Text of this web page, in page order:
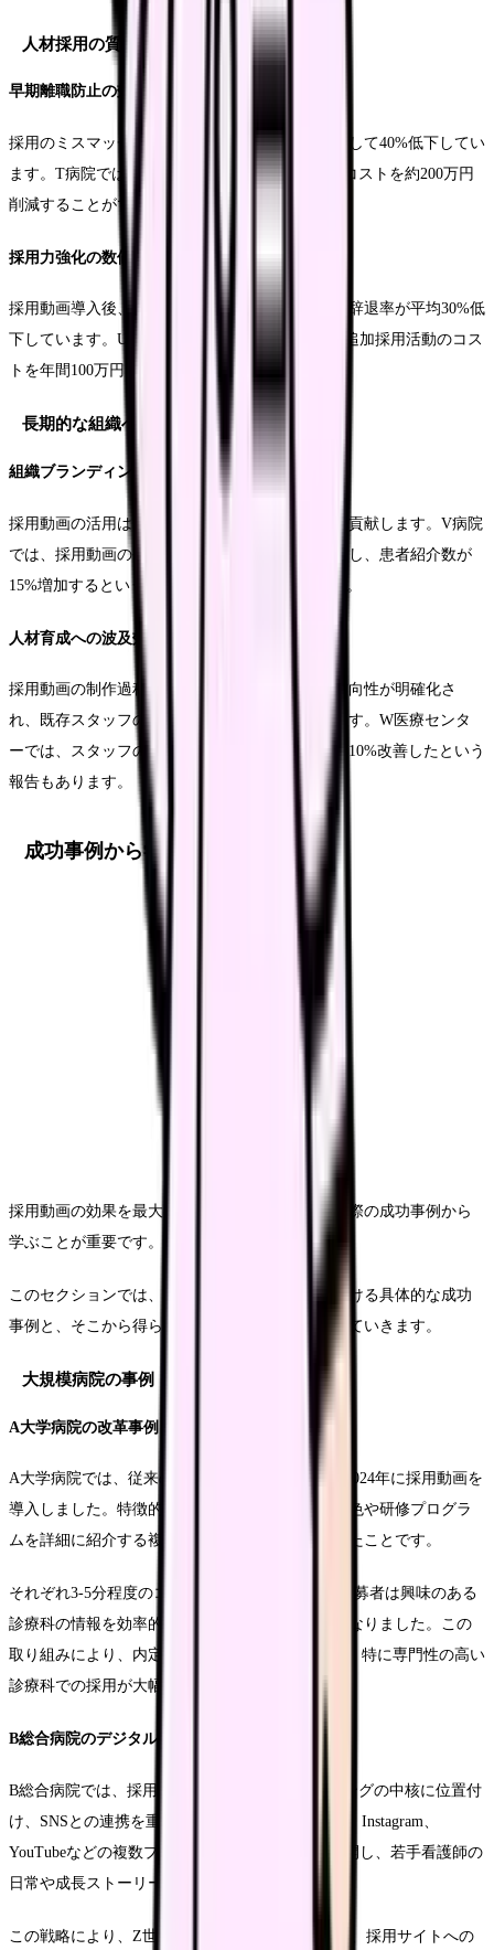
人材採用の質的向上による経済効果
早期離職防止の効果
採用のミスマッチ減少により、早期離職率が平均して40%低下してい
ます。T病院では、これにより年間の採用・教育コストを約200万円
削減することができました。
採用力強化の数値化
採用動画導入後、応募者の質的向上により、内定辞退率が平均30%低
下しています。U医療センターでは、これにより追加採用活動のコス
トを年間100万円以上削減しています。
長期的な組織への影響分析
組織ブランディングの価値
採用動画の活用は、組織のブランド価値向上にも貢献します。V病院
では、採用動画の公開後、地域での認知度が向上し、患者紹介数が
15%増加するという副次的効果も得られています。
人材育成への波及効果
採用動画の制作過程で、組織の価値観や目指す方向性が明確化さ
れ、既存スタッフの意識向上にもつながっています。W医療センタ
ーでは、スタッフの帰属意識が向上し、定着率が10%改善したという
報告もあります。
成功事例から学ぶ効果的な活用方法
採用動画の効果を最大限に引き出すためには、実際の成功事例から
学ぶことが重要です。
このセクションでは、様々な規模の医療機関における具体的な成功
事例と、そこから得られる実践的な知見を紹介していきます。
大規模病院の事例
A大学病院の改革事例
A大学病院では、従来の採用活動に課題を感じ、2024年に採用動画を
導入しました。特徴的だったのは、各診療科の特色や研修プログラ
ムを詳細に紹介する複数の動画シリーズを制作したことです。
それぞれ3-5分程度のコンパクトな動画により、応募者は興味のある
診療科の情報を効率的に得ることができるようになりました。この
取り組みにより、内定承諾率が前年比35%向上し、特に専門性の高い
診療科での採用が大幅に改善されています。
B総合病院のデジタル戦略
B総合病院では、採用動画をデジタルマーケティングの中核に位置付
け、SNSとの連携を重視した展開を行っています。Instagram、
YouTubeなどの複数プラットフォームで動画を公開し、若手看護師の
日常や成長ストーリーを継続的に発信しています。
この戦略により、Z世代からの応募が2倍に増加し、採用サイトへの